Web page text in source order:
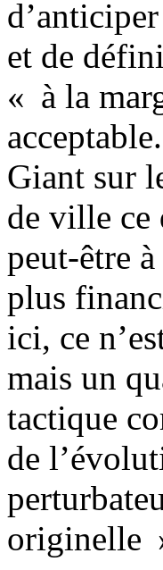
et de
« à la
Giant sur
de ville ce
peut-être
plus
ici, ce
mais un
tactique
de
originelle